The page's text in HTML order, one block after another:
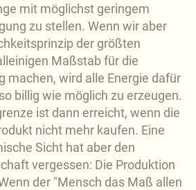
mit möglichst geringem
zu stellen. Wenn wir aber
der größten
Maßstab für die
machen, wird alle Energie dafür
billig wie möglich zu erzeugen.
ist dann erreicht, wenn die
nicht mehr kaufen. Eine
Sicht hat aber den
vergessen: Die Produktion
der "Mensch das Maß allen